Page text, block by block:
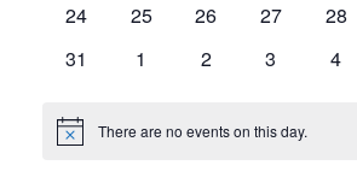
0
24
0
25
0
26
0
27
0
28
0
31
0
1
0
2
0
3
0
4
Notice There are no events on this day.